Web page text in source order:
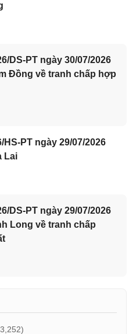
DS-PT ngày 30/07/2026
Đồng về tranh chấp hợp
HS-PT ngày 29/07/2026
Lai
DS-PT ngày 29/07/2026
Long về tranh chấp